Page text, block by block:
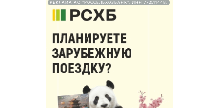
РЕКЛАМА АО "РОССЕЛЬХОЗБАНК". ИНН 772511448.